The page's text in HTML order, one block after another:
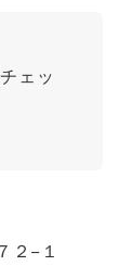
ェッ
２−１